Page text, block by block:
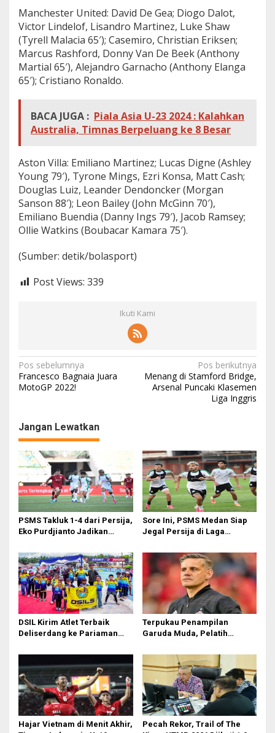
Manchester United: David De Gea; Diogo Dalot,
Victor Lindelof, Lisandro Martinez, Luke Shaw
(Tyrell Malacia 65′); Casemiro, Christian Eriksen;
Marcus Rashford, Donny Van De Beek (Anthony
Martial 65′), Alejandro Garnacho (Anthony Elanga
65′); Cristiano Ronaldo.
BACA JUGA : Piala Asia U-23 2024 : Kalahkan
Australia, Timnas Berpeluang ke 8 Besar
Aston Villa: Emiliano Martinez; Lucas Digne (Ashley
Young 79′), Tyrone Mings, Ezri Konsa, Matt Cash;
Douglas Luiz, Leander Dendoncker (Morgan
Sanson 88′); Leon Bailey (John McGinn 70′),
Emiliano Buendia (Danny Ings 79′), Jacob Ramsey;
Ollie Watkins (Boubacar Kamara 75′).
(Sumber: detik/bolasport)
Post Views: 339
Ikuti Kami
N
a
i
g
a
s
i
p
o
s
Pos sebelumnya
Francesco Bagnaia Juara
MotoGP 2022!
Pos berikutnya
Menang di Stamford Bridge,
Arsenal Puncaki Klasemen
Liga Inggris
Jangan Lewatkan
PSMS Takluk 1-4 dari Persija,
Eko Purdjianto Jadikan
di Liga 2
Sore Ini, PSMS Medan Siap
Jegal Persija di Laga
DSIL Kirim Atlet Terbaik
Deliserdang ke Pariaman
Terpukau Penampilan
Garuda Muda, Pelatih
Bakal Saksikan Langsung
Aksi Timnas U-19
Hajar Vietnam di Menit Akhir,
Pecah Rekor, Trail of The